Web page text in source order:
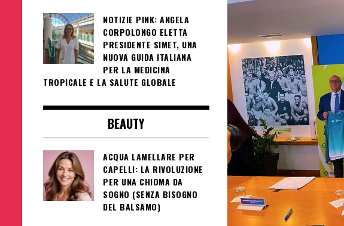
NOTIZIE PINK: ANGELA
CORPOLONGO ELETTA
PRESIDENTE SIMET, UNA
NUOVA GUIDA ITALIANA
PER LA MEDICINA
TROPICALE E LA SALUTE GLOBALE
BEAUTY
ACQUA LAMELLARE PER
CAPELLI: LA RIVOLUZIONE
PER UNA CHIOMA DA
SOGNO (SENZA BISOGNO
DEL BALSAMO)